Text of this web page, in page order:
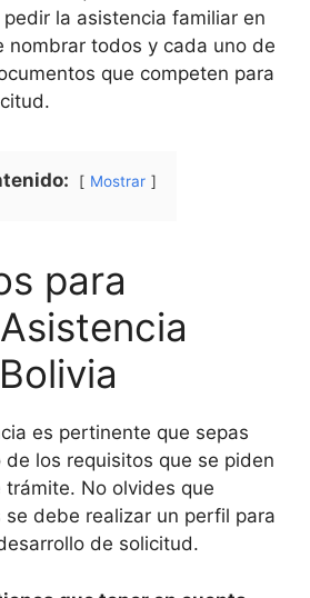
la asistencia familiar en
nombrar todos y cada uno de
que competen para
Mostrar
para
es pertinente que sepas
los requisitos que se piden
trámite. No olvides que
debe realizar un perfil para
de solicitud.